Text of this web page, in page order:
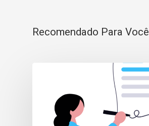
Recomendado Para Você